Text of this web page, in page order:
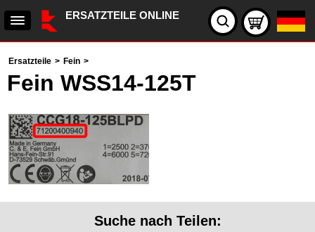
ERSATZTEILE ONLINE
Ersatzteile > Fein >
Fein WSS14-125T
Suche nach Teilen: